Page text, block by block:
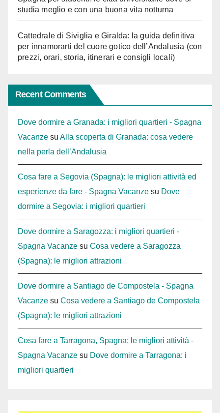
studia meglio e con una buona vita notturna
Cattedrale di Siviglia e Giralda: la guida definitiva
per innamorarti del cuore gotico dell’Andalusia (con
prezzi, orari, storia, itinerari e consigli locali)
Recent Comments
Dove dormire a Granada: i migliori quartieri - Spagna
Vacanze su Alla scoperta di Granada: cosa vedere
nella perla dell’Andalusia
Cosa fare a Segovia (Spagna): le migliori attività ed
esperienze da fare - Spagna Vacanze su Dove
dormire a Segovia: i migliori quartieri
Dove dormire a Saragozza: i migliori quartieri -
Spagna Vacanze su Cosa vedere a Saragozza
(Spagna): le migliori attrazioni
Dove dormire a Santiago de Compostela - Spagna
Vacanze su Cosa vedere a Santiago de Compostela
(Spagna): le migliori attrazioni
Cosa fare a Tarragona, Spagna: le migliori attività -
Spagna Vacanze su Dove dormire a Tarragona: i
migliori quartieri